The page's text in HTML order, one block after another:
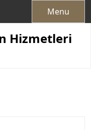
Menu
Hizmetleri